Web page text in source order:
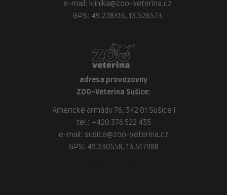
e-mail: klinika@zoo-veterina.cz
GPS: 49.228316, 13.526573
adresa provozovny
ZOO-Veterina Sušice:
Americké armády 76, 342 01 Sušice I
tel.: +420 376 522 435
e-mail: susice@zoo-veterina.cz
GPS: 49.230558, 13.517988